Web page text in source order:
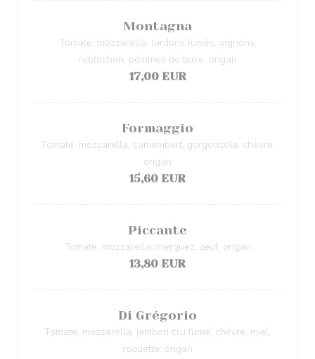
Montagna
Tomate, mozzarella, lardons fumés, oignons,
reblochon, pommes de terre, origan
17,00 EUR
Formaggio
Tomate, mozzarella, camembert, gorgonzola, chèvre,
origan
15,60 EUR
Piccante
Tomate, mozzarella, merguez, œuf, origan
13,80 EUR
Di Grégorio
Tomate, mozzarella, jambon cru fumé, chèvre, miel,
roquette, origan